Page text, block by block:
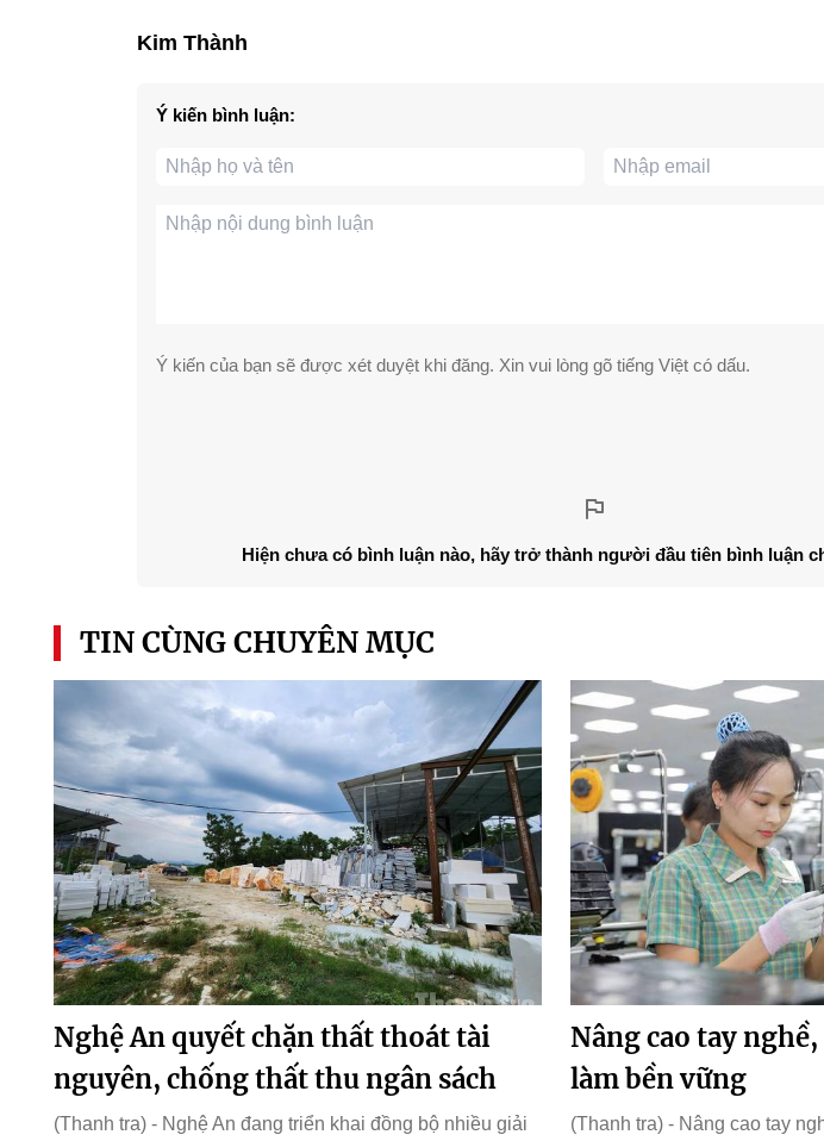
Kim Thành
Ý kiến bình luận:
Ý kiến của bạn sẽ được xét duyệt khi đăng. Xin vui lòng gõ tiếng Việt có dấu.
Hiện chưa có bình luận nào, hãy trở thành người đầu tiên bình luận
TIN CÙNG CHUYÊN MỤC
Nghệ An quyết chặn thất thoát tài
nguyên, chống thất thu ngân sách
(Thanh tra) - Nghệ An đang triển khai đồng bộ nhiều giải
Nâng cao tay
làm bền vững
(Thanh tra) - Nâng cao tay